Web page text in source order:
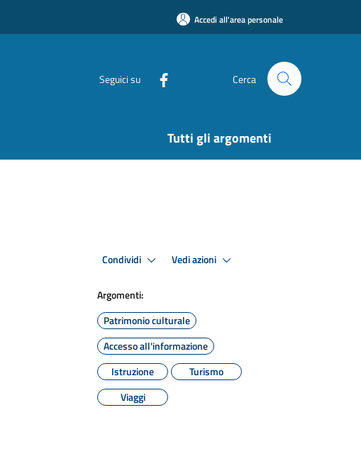
Accedi all'area personale
Seguici su Cerca
Tutti gli argomenti
Condividi Vedi azioni
Argomenti:
Patrimonio culturale
Accesso all'informazione
Istruzione
Turismo
Viaggi